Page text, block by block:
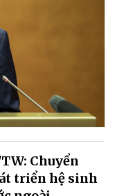
Chuyển
triển hệ sinh